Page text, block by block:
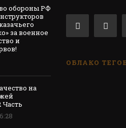
обороны РФ
за военное
и
на
Часть
ОБЛАКО